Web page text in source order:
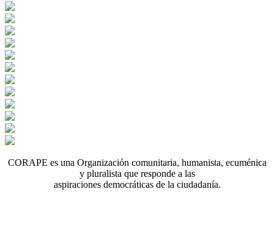
CORAPE es una Organización comunitaria, humanista, ecuménica
y pluralista que responde a las
aspiraciones democráticas de la ciudadanía.